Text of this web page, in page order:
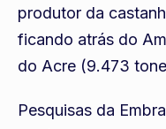
produtor da
ficando atrás do
do Acre (9.473
Pesquisas da